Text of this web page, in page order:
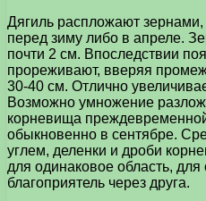
Дягиль распложают
перед зиму либо в апреле.
почти 2 см. Впоследствии
прореживают, вверяя
30-40 см. Отлично
Возможно умножение
корневища
обыкновенно в сентябре.
углем, деленки и дроби
для одинаковое область,
благоприятель через друга.